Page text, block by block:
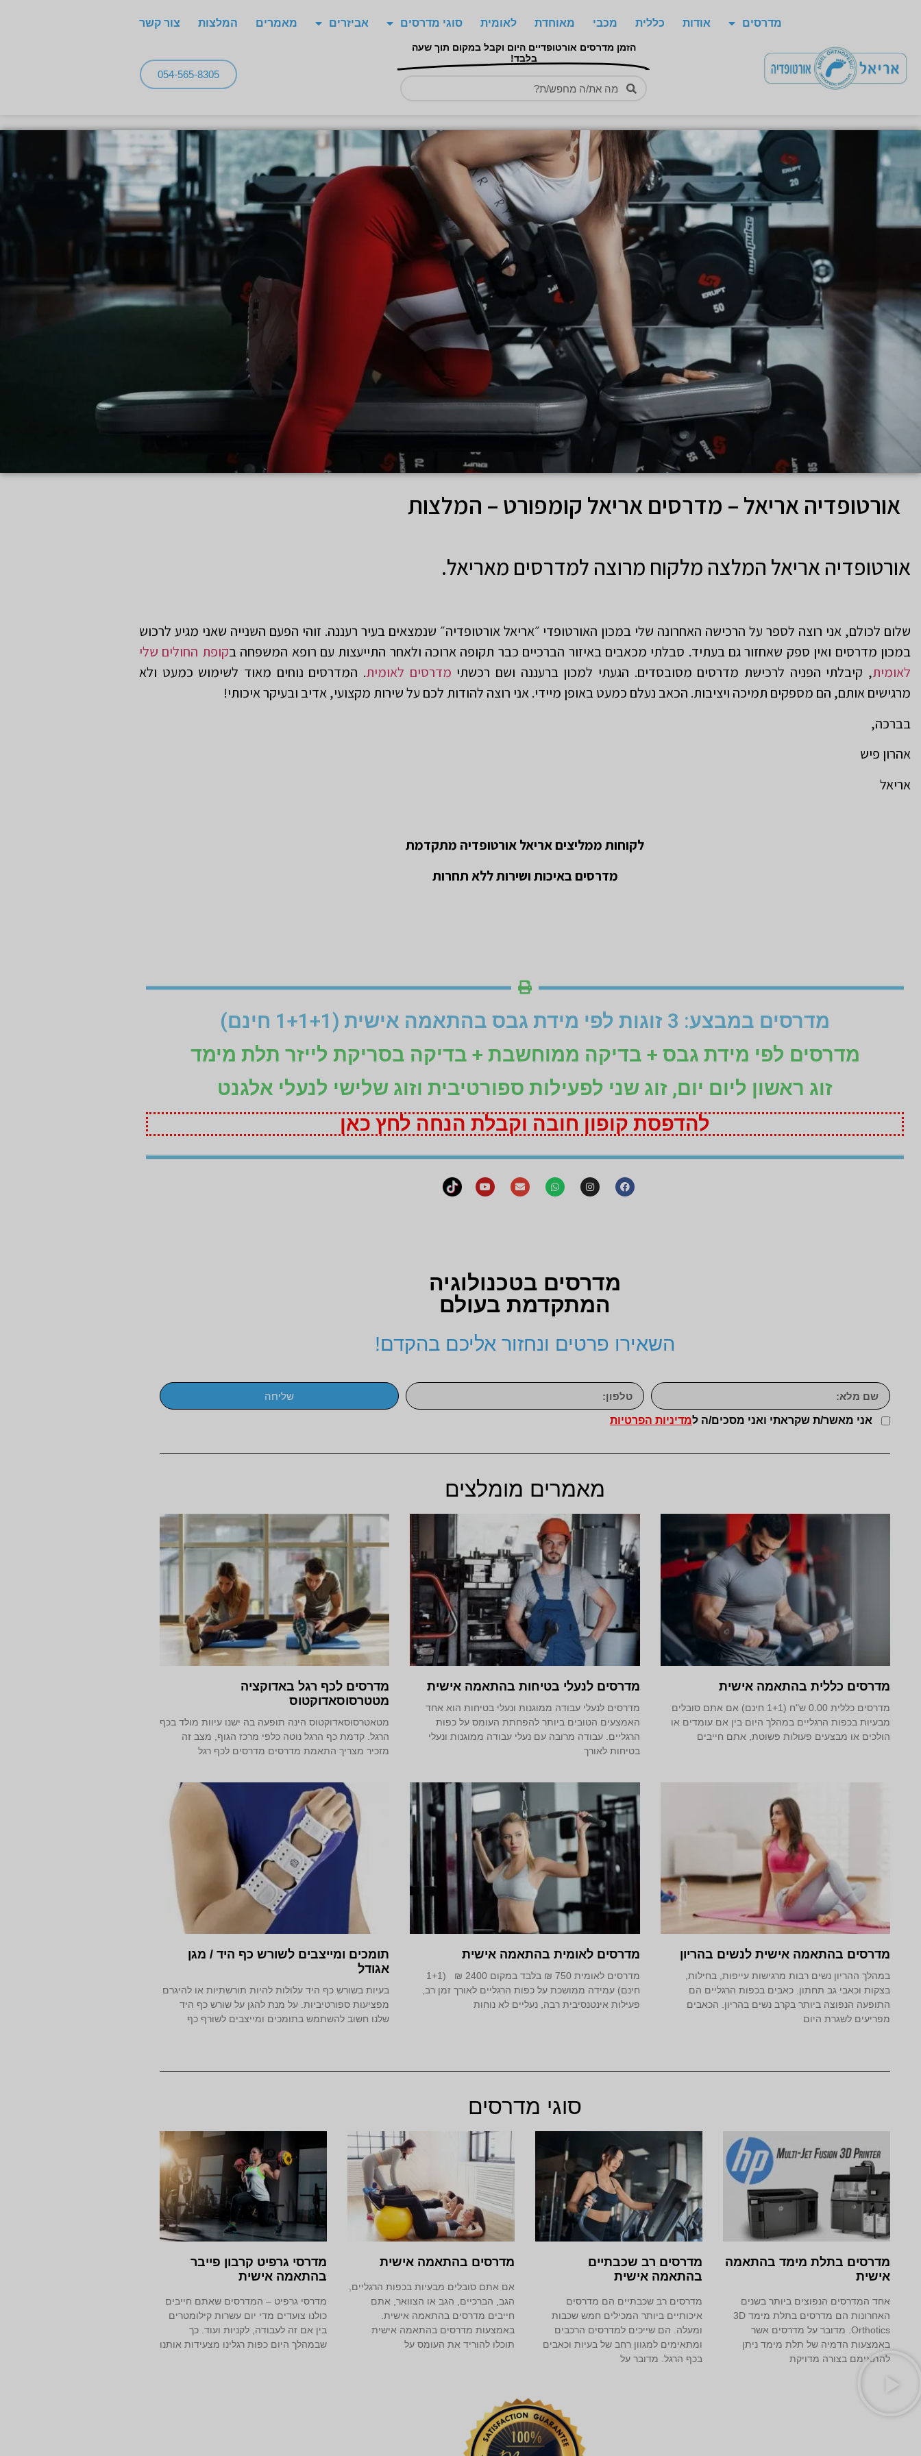
מדרסים אודות כללית מכבי מאוחדת לאומית סוגי מדרסים אביזרים מאמרים המלצות צור קשר
הזמן מדרסים אורטופדיים היום וקבל במקום תוך שעה
בלבד!
054-565-8305
אורטופדיה אריאל – מדרסים אריאל קומפורט – המלצות
אורטופדיה אריאל המלצה מלקוח מרוצה למדרסים מאריאל.
שלום לכולם, אני רוצה לספר על הרכישה האחרונה שלי במכון האורטופדי ״אריאל אורטופדיה״ שנמצאים בעיר רעננה. זוהי הפעם השנייה שאני מגיע לרכוש
במכון מדרסים ואין ספק שאחזור גם בעתיד. סבלתי מכאבים באיזור הברכיים כבר תקופה ארוכה ולאחר התייעצות עם רופא המשפחה בקופת החולים שלי
לאומית, קיבלתי הפניה לרכישת מדרסים מסובסדים. הגעתי למכון ברעננה ושם רכשתי מדרסים לאומית. המדרסים נוחים מאוד לשימוש כמעט ולא
מרגישים אותם, הם מספקים תמיכה ויציבות. הכאב נעלם כמעט באופן מיידי. אני רוצה להודות לכם על שירות מקצועי, אדיב ובעיקר איכותי!
בברכה,
אהרון פיש
אריאל
לקוחות ממליצים אריאל אורטופדיה מתקדמת
מדרסים באיכות ושירות ללא תחרות
מדרסים במבצע: 3 זוגות לפי מידת גבס בהתאמה אישית (1+1+1 חינם)
מדרסים לפי מידת גבס + בדיקה ממוחשבת + בדיקה בסריקת לייזר תלת מימד
זוג ראשון ליום יום, זוג שני לפעילות ספורטיבית וזוג שלישי לנעלי אלגנט
להדפסת קופון חובה וקבלת הנחה לחץ כאן
מדרסים בטכנולוגיה
המתקדמת בעולם
השאירו פרטים ונחזור אליכם בהקדם!
אני מאשר/ת שקראתי ואני מסכים/ה למדיניות הפרטיות
שליחה
מאמרים מומלצים
מדרסים כללית בהתאמה אישית
מדרסים כללית 0.00 ש"ח (1+1 חינם) אם אתם סובלים
מבעיות בכפות הרגליים במהלך היום בין אם עומדים או
הולכים או מבצעים פעולות פשוטת, אתם חייבים
מדרסים לנעלי בטיחות בהתאמה אישית
מדרסים לנעלי עבודה ממוגנות ונעלי בטיחות הוא אחד
האמצעים הטובים ביותר להפחתת העומס על כפות
הרגליים. עבודה מרובה עם נעלי עבודה ממוגנות ונעלי
בטיחות לאורך
מדרסים לכף רגל באדוקציה
מטטרסוסאדוקטוס
מטאטרסוסאדוקטוס הינה תופעה בה ישנו עיוות מולד בכף
הרגל. קדמת כף הרגל נוטה כלפי מרכז הגוף, מצב זה
מזכיר מצריך התאמת מדרסים מדרסים לכף רגל
מדרסים בהתאמה אישית לנשים בהריון
במהלך ההריון נשים רבות מרגישות עייפות, בחילות,
בצקות וכאבי גב תחתון. כאבים בכפות הרגליים הם
התופעה הנפוצה ביותר בקרב נשים בהריון. הכאבים
מפריעים לשגרת היום
מדרסים לאומית בהתאמה אישית
מדרסים לאומית 750 ₪ בלבד במקום 2400 ₪ (1+1
חינם) עמידה ממושכת על כפות הרגליים לאורך זמן רב,
פעילות אינטנסיבית רבה, נעליים לא נוחות
תומכים ומייצבים לשורש כף היד / מגן
אגודל
בעיות בשורש כף היד עלולות להיות תורשתיות או להיגרם
מפציעות ספורטיביות. על מנת להגן על שורש כף היד
שלנו חשוב להשתמש בתומכים ומייצבים לשורף כף
סוגי מדרסים
מדרסים בתלת מימד‎ בהתאמה
אישית
אחד המדרסים הנפוצים ביותר בשנים
האחרונות הם מדרסים בתלת מימד 3D
Orthotics. מדובר על מדרסים אשר
באמצעות הדמיה של תלת מימד ניתן
להתאימם בצורה מדויקת
מדרסים רב שכבתיים
בהתאמה אישית
מדרסים רב שכבתיים הם מדרסים
איכותיים ביותר המכילים חמש שכבות
ומעלה. הם שייכים למדרסים הרכבים
ומתאימים למגוון רחב של בעיות וכאבים
בכף הרגל. מדובר על
מדרסים בהתאמה אישית
אם אתם סובלים מבעיות בכפות הרגליים,
הגב, הברכיים, הגב או הצוואר, אתם
חייבים מדרסים בהתאמה אישית.
באמצעות מדרסים בהתאמה אישית
תוכלו להוריד את העומס על
מדרסי גרפיט קרבון פייבר
בהתאמה אישית
מדרסי גרפיט – המדרסים שאתם חייבים
כולנו צועדים מדי יום עשרות קילומטרים
בין אם זה לעבודה, לקניות ועוד. כך
שבמהלך היום כפות רגלינו מצעידות אותנו